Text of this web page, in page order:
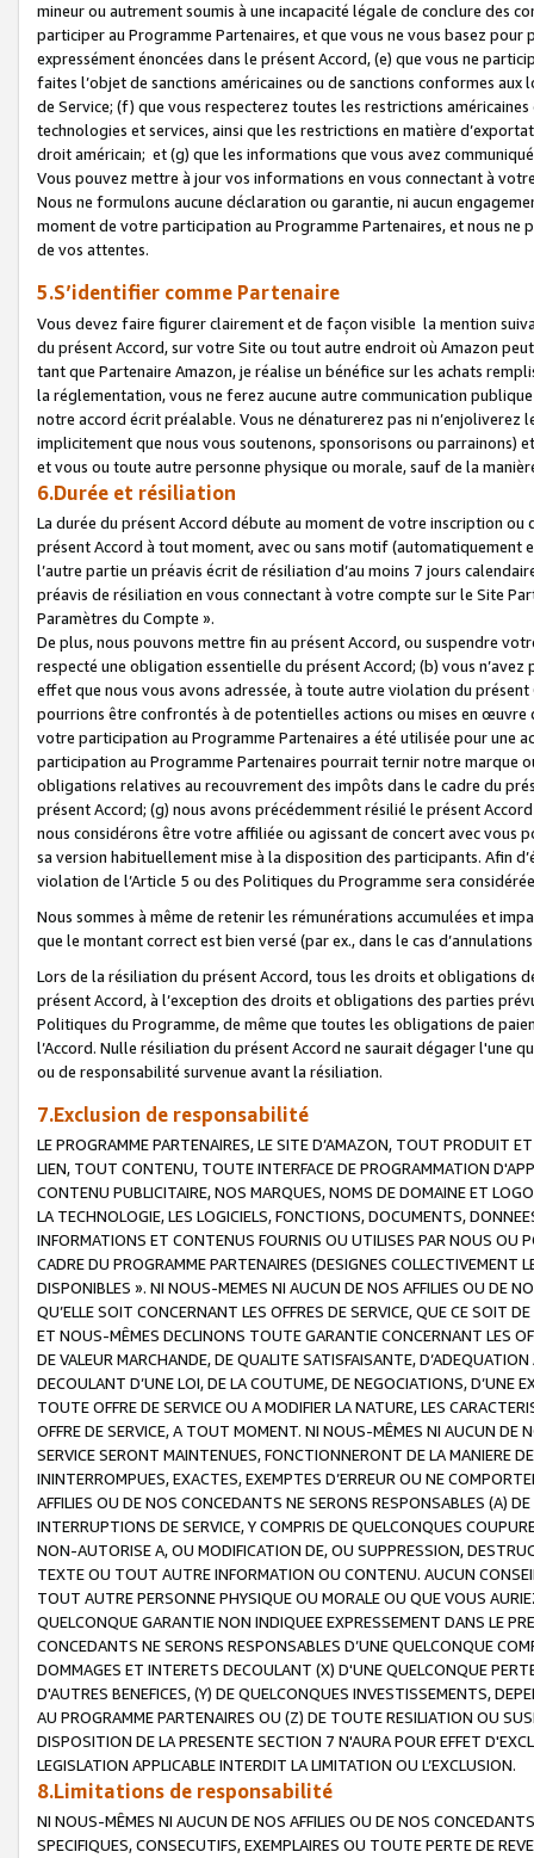
mineur ou autrement soumis à une incapacité légale de conclure des
participer au Programme Partenaires, et que vous ne vous basez
expressément énoncées dans le présent Accord, (e) que vous ne
faites l’objet de sanctions américaines ou de sanctions conformes
de Service; (f) que vous respecterez toutes les restrictions
technologies et services, ainsi que les restrictions en matière
droit américain; et (g) que les informations que vous avez
Vous pouvez mettre à jour vos informations en vous connectant à
Nous ne formulons aucune déclaration ou garantie, ni aucun
moment de votre participation au Programme Partenaires, et nous
de vos attentes.
5.S’identifier comme Partenaire
Vous devez faire figurer clairement et de façon visible la mention
du présent Accord, sur votre Site ou tout autre endroit où Amazon
tant que Partenaire Amazon, je réalise un bénéfice sur les achats
la réglementation, vous ne ferez aucune autre communication
notre accord écrit préalable. Vous ne dénaturerez pas ni
implicitement que nous vous soutenons, sponsorisons ou parrainons)
et vous ou toute autre personne physique ou morale, sauf de la
6.Durée et résiliation
La durée du présent Accord débute au moment de votre inscription
présent Accord à tout moment, avec ou sans motif (automatiquement
l’autre partie un préavis écrit de résiliation d’au moins 7 jours
préavis de résiliation en vous connectant à votre compte sur le Site
Paramètres du Compte ».
De plus, nous pouvons mettre fin au présent Accord, ou suspendre
respecté une obligation essentielle du présent Accord; (b) vous
effet que nous vous avons adressée, à toute autre violation du
pourrions être confrontés à de potentielles actions ou mises en
votre participation au Programme Partenaires a été utilisée pour une
participation au Programme Partenaires pourrait ternir notre marque
obligations relatives au recouvrement des impôts dans le cadre du
présent Accord; (g) nous avons précédemment résilié le présent
nous considérons être votre affiliée ou agissant de concert avec vous
sa version habituellement mise à la disposition des participants. Afin
violation de l’Article 5 ou des Politiques du Programme sera
Nous sommes à même de retenir les rémunérations accumulées et
que le montant correct est bien versé (par ex., dans le cas
Lors de la résiliation du présent Accord, tous les droits et obligations
présent Accord, à l’exception des droits et obligations des parties
Politiques du Programme, de même que toutes les obligations de
l’Accord. Nulle résiliation du présent Accord ne saurait dégager l'une
ou de responsabilité survenue avant la résiliation.
7.Exclusion de responsabilité
LE PROGRAMME PARTENAIRES, LE SITE D’AMAZON, TOUT PRODUIT
LIEN, TOUT CONTENU, TOUTE INTERFACE DE PROGRAMMATION
CONTENU PUBLICITAIRE, NOS MARQUES, NOMS DE DOMAINE ET
LA TECHNOLOGIE, LES LOGICIELS, FONCTIONS, DOCUMENTS,
INFORMATIONS ET CONTENUS FOURNIS OU UTILISES PAR NOUS OU
CADRE DU PROGRAMME PARTENAIRES (DESIGNES COLLECTIVEMENT
DISPONIBLES ». NI NOUS-MEMES NI AUCUN DE NOS AFFILIES OU DE
QU’ELLE SOIT CONCERNANT LES OFFRES DE SERVICE, QUE CE SOIT
ET NOUS-MÊMES DECLINONS TOUTE GARANTIE CONCERNANT LES
DE VALEUR MARCHANDE, DE QUALITE SATISFAISANTE,
DECOULANT D’UNE LOI, DE LA COUTUME, DE NEGOCIATIONS, D’UNE
TOUTE OFFRE DE SERVICE OU A MODIFIER LA NATURE, LES
OFFRE DE SERVICE, A TOUT MOMENT. NI NOUS-MÊMES NI AUCUN DE
SERVICE SERONT MAINTENUES, FONCTIONNERONT DE LA MANIERE
ININTERROMPUES, EXACTES, EXEMPTES D’ERREUR OU NE
AFFILIES OU DE NOS CONCEDANTS NE SERONS RESPONSABLES (A)
INTERRUPTIONS DE SERVICE, Y COMPRIS DE QUELCONQUES
NON-AUTORISE A, OU MODIFICATION DE, OU SUPPRESSION,
TEXTE OU TOUT AUTRE INFORMATION OU CONTENU. AUCUN
TOUT AUTRE PERSONNE PHYSIQUE OU MORALE OU QUE VOUS
QUELCONQUE GARANTIE NON INDIQUEE EXPRESSEMENT DANS LE
CONCEDANTS NE SERONS RESPONSABLES D’UNE QUELCONQUE
DOMMAGES ET INTERETS DECOULANT (X) D'UNE QUELCONQUE
D'AUTRES BENEFICES, (Y) DE QUELCONQUES INVESTISSEMENTS,
AU PROGRAMME PARTENAIRES OU (Z) DE TOUTE RESILIATION OU
DISPOSITION DE LA PRESENTE SECTION 7 N'AURA POUR EFFET
LEGISLATION APPLICABLE INTERDIT LA LIMITATION OU L’EXCLUSION.
8.Limitations de responsabilité
NI NOUS-MÊMES NI AUCUN DE NOS AFFILIES OU DE NOS
SPECIFIQUES, CONSECUTIFS, EXEMPLAIRES OU TOUTE PERTE DE